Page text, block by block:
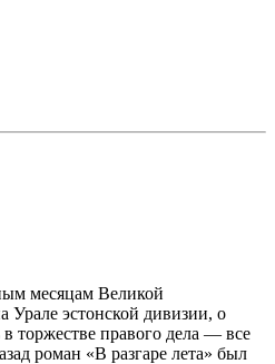
месяцам Великой
эстонской дивизии, о
торжестве правого дела — все
роман «В разгаре лета» был